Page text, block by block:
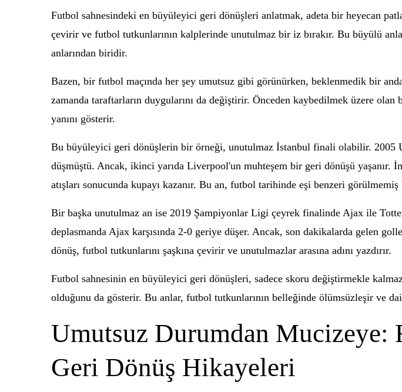
Futbol sahnesindeki en büyüleyici geri dönüşleri anlatmak, adeta bir heyecan
çevirir ve futbol tutkunlarının kalplerinde unutulmaz bir iz bırakır. Bu büyülü
anlarından biridir.
Bazen, bir futbol maçında her şey umutsuz gibi görünürken, beklenmedik bir
zamanda taraftarların duygularını da değiştirir. Önceden kaybedilmek üzere
yanını gösterir.
Bu büyüleyici geri dönüşlerin bir örneği, unutulmaz İstanbul finali olabilir.
düşmüştü. Ancak, ikinci yarıda Liverpool'un muhteşem bir geri dönüşü yaşanır.
atışları sonucunda kupayı kazanır. Bu an, futbol tarihinde eşi benzeri
Bir başka unutulmaz an ise 2019 Şampiyonlar Ligi çeyrek finalinde Ajax ile
deplasmanda Ajax karşısında 2-0 geriye düşer. Ancak, son dakikalarda gelen
dönüş, futbol tutkunlarını şaşkına çevirir ve unutulmazlar arasına adını yazdırır.
Futbol sahnesinin en büyüleyici geri dönüşleri, sadece skoru değiştirmekle
olduğunu da gösterir. Bu anlar, futbol tutkunlarının belleğinde ölümsüzleşir ve
Umutsuz Durumdan Mucizeye:
Geri Dönüş Hikayeleri